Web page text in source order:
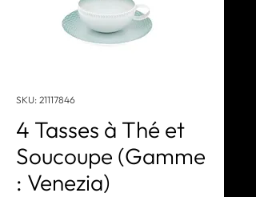
SKU: 21117846
4 Tasses à Thé et
Soucoupe (Gamme
: Venezia)